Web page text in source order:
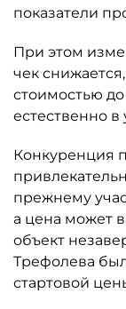
показатели
При этом
чек
стоимостью
естественно
Конкуренция
прежнему
а цена может
объект
Трефолева
стартовой